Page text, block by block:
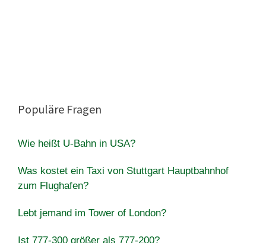
Populäre Fragen
Wie heißt U-Bahn in USA?
Was kostet ein Taxi von Stuttgart Hauptbahnhof
zum Flughafen?
Lebt jemand im Tower of London?
Ist 777-300 größer als 777-200?